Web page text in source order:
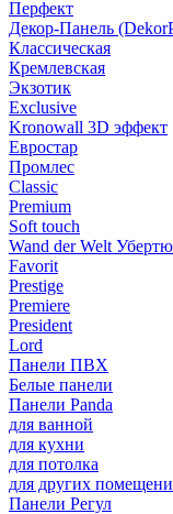
Перфект
Декор-Панель
Классическая
Кремлевская
Экзотик
Exclusive
Kronowall 3D эффект
Евростар
Промлес
Classic
Premium
Soft touch
Wand der Welt
Favorit
Prestige
Premiere
President
Lord
Панели ПВХ
Белые панели
Панели Panda
для ванной
для кухни
для потолка
для других
Панели Регул